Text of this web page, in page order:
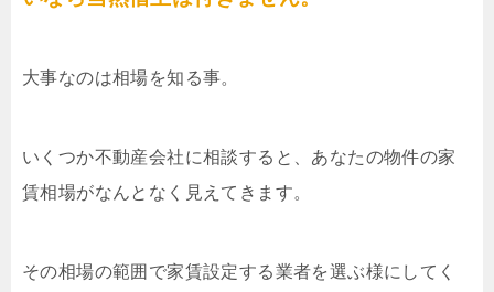
大事なのは相場を知る事。
いくつか不動産会社に相談すると、あなたの物件の家
賃相場がなんとなく見えてきます。
その相場の範囲で家賃設定する業者を選ぶ様にしてく